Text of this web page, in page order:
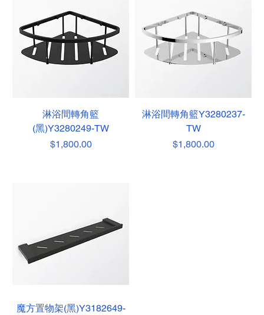
淋浴間轉角籃
(黑)Y3280249-TW
價格
$1,800.00
淋浴間轉角籃Y3280237-
TW
價格
$1,800.00
魔方置物架(黑)Y3182649-